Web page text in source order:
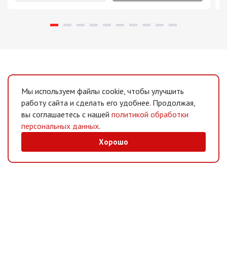
Мы используем файлы cookie, чтобы улучшить
работу сайта и сделать его удобнее. Продолжая,
вы соглашаетесь с нашей политикой обработки
персональных данных.
Хорошо